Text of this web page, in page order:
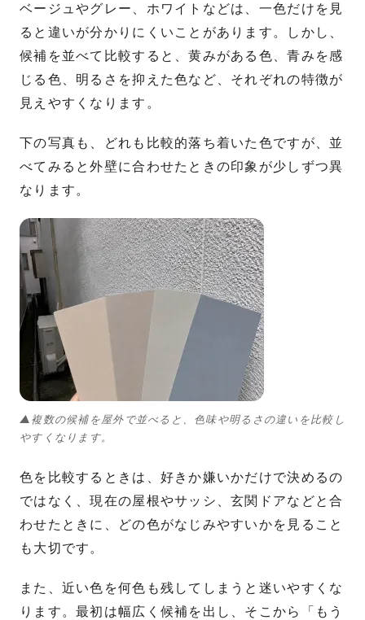
ベージュやグレー、ホワイトなどは、一色だけを見
ると違いが分かりにくいことがあります。しかし、
候補を並べて比較すると、黄みがある色、青みを感
じる色、明るさを抑えた色など、それぞれの特徴が
見えやすくなります。
下の写真も、どれも比較的落ち着いた色ですが、並
べてみると外壁に合わせたときの印象が少しずつ異
なります。
▲複数の候補を屋外で並べると、色味や明るさの違いを比較し
やすくなります。
色を比較するときは、好きか嫌いかだけで決めるの
ではなく、現在の屋根やサッシ、玄関ドアなどと合
わせたときに、どの色がなじみやすいかを見ること
も大切です。
また、近い色を何色も残してしまうと迷いやすくな
ります。最初は幅広く候補を出し、そこから「もう